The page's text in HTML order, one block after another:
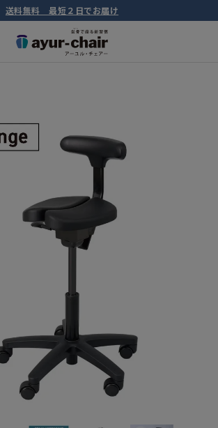
送料無料 最短２日でお届け